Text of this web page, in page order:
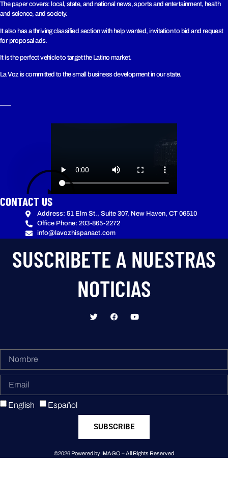
The paper covers: local, state, and national news, sports and entertainment, health
and science, and society.
It also has a thriving classified section with help wanted, invitation to bid and request
for proposal ads.
It is the perfect vehicle to target the Latino market.
La Voz is committed to the small business development in our state.
CONTACT US
Address: 51 Elm St., Suite 307, New Haven, CT 06510
Office Phone: 203-865-2272
info@lavozhispanact.com
SUSCRIBETE A NUESTRAS
NOTICIAS
English Español
SUBSCRIBE
©2026 Powered by IMAGO – All Rights Reserved